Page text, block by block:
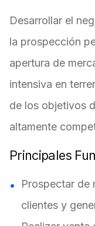
Desarrollar el
la prospección
apertura de
intensiva en
de los objetivos
altamente
Principales
Prospectar de
clientes y